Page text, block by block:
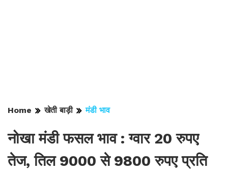
Home खेती बाड़ी मंडी भाव
नोखा मंडी फसल भाव : ग्वार 20 रुपए
तेज, तिल 9000 से 9800 रुपए प्रति